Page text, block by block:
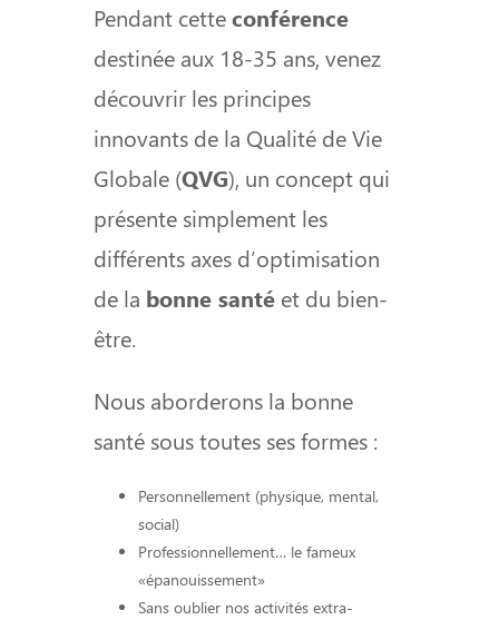
Pendant cetteconférence
destinée aux 18-35 ans, venez
découvrir les principes
innovants de la Qualité de Vie
Globale (QVG), un concept qui
présente simplement les
différents axes d’optimisation
de la bonne santé et du bien-
être.
Nous aborderons la bonne
santé sous toutes ses formes :
Personnellement (physique, mental,
social)
Professionnellement… le fameux
«épanouissement»
Sans oublier nos activités extra-